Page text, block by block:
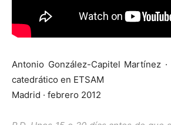
Antonio González-Capitel Martínez
catedrático en ETSAM
Madrid · febrero 2012